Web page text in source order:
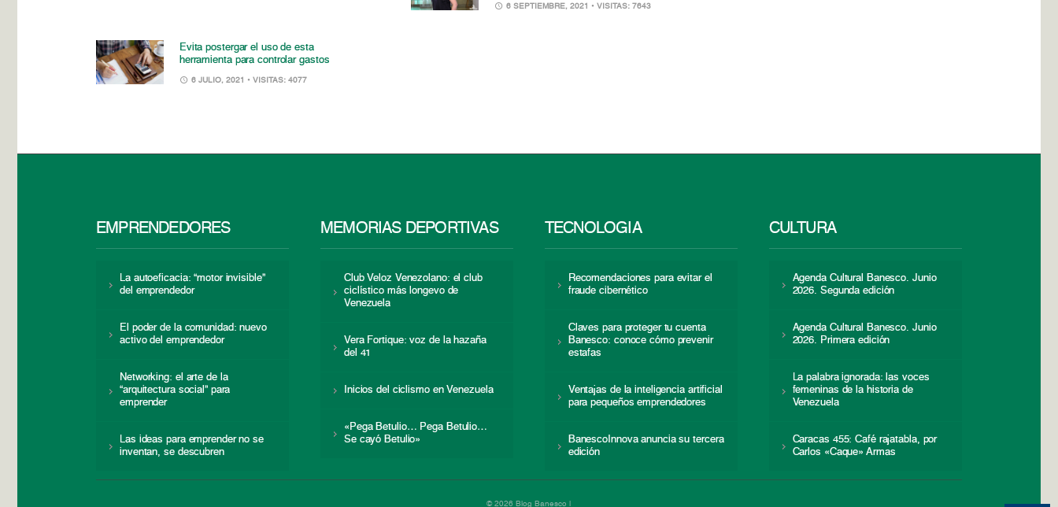
6 SEPTIEMBRE, 2021 • VISITAS: 7643
Evita postergar el uso de esta
herramienta para controlar gastos
6 JULIO, 2021 • VISITAS: 4077
EMPRENDEDORES
La autoeficacia: “motor invisible”
del emprendedor
El poder de la comunidad: nuevo
activo del emprendedor
Networking: el arte de la
“arquitectura social” para
emprender
Las ideas para emprender no se
inventan, se descubren
MEMORIAS DEPORTIVAS
Club Veloz Venezolano: el club
ciclístico más longevo de
Venezuela
Vera Fortique: voz de la hazaña
del 41
Inicios del ciclismo en Venezuela
«Pega Betulio… Pega Betulio…
Se cayó Betulio»
TECNOLOGÍA
Recomendaciones para evitar el
fraude cibernético
Claves para proteger tu cuenta
Banesco: conoce cómo prevenir
estafas
Ventajas de la inteligencia artificial
para pequeños emprendedores
BanescoInnova anuncia su tercera
edición
CULTURA
Agenda Cultural Banesco. Junio
2026. Segunda edición
Agenda Cultural Banesco. Junio
2026. Primera edición
La palabra ignorada: las voces
femeninas de la historia de
Venezuela
Caracas 455: Café rajatabla, por
Carlos «Caque» Armas
© 2026 Blog Banesco |